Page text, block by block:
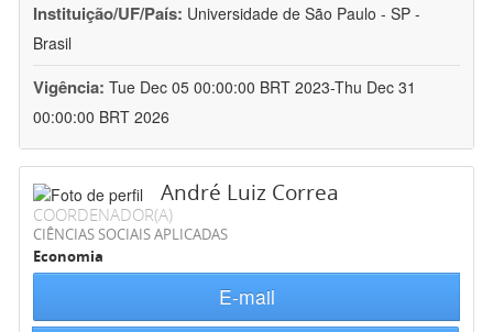
Instituição/UF/País: Universidade de São Paulo - SP -
Brasil
Vigência: Tue Dec 05 00:00:00 BRT 2023-Thu Dec 31
00:00:00 BRT 2026
André Luiz Correa
COORDENADOR(A)
CIÊNCIAS SOCIAIS APLICADAS
Economia
E-mail